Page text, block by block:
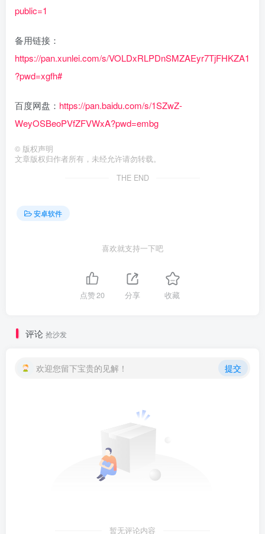
public=1
备用链接：
https://pan.xunlei.com/s/VOLDxRLPDnSMZAEyr7TjFHKZA1
?pwd=xgfh#
百度网盘： https://pan.baidu.com/s/1SZwZ-
WeyOSBeoPVfZFVWxA?pwd=embg
© 版权声明
文章版权归作者所有，未经允许请勿转载。
THE END
安卓软件
喜欢就支持一下吧
点赞20 分享 收藏
评论 抢沙发
欢迎您留下宝贵的见解！ 提交
暂无评论内容